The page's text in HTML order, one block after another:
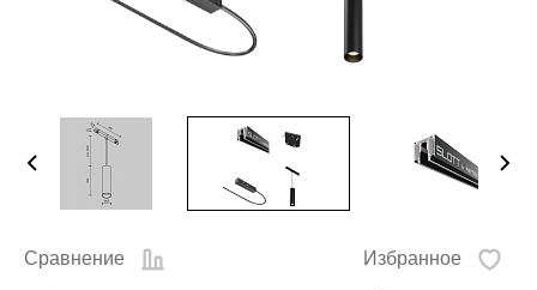
Сравнение Избранное